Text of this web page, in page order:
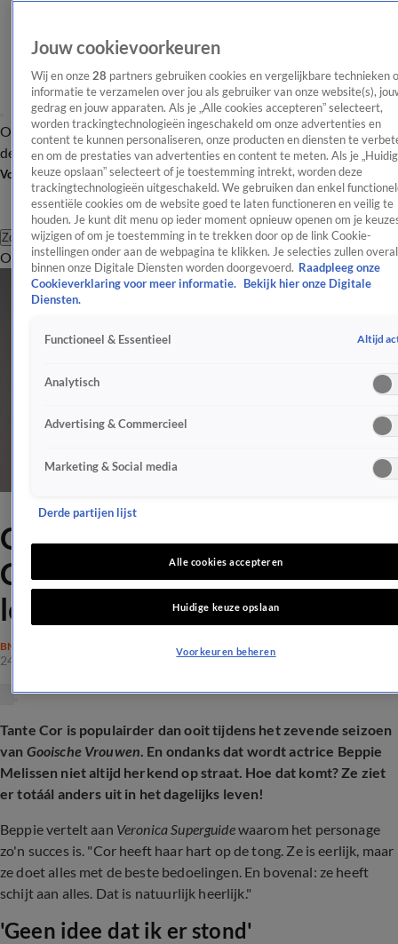
OverzichtAfleveringen Entertainment TV Algemeen
Tip
de redactieNieuwsbrief
Volg Shownieuws
Zoeken
OverzichtEntertainmentSpraakmakendRealityCrimeVideo's
Onherkenbaar: zó ziet Tante
Cor-actrice eruit in dagelijks
leven
BN'ERS
24 nov 2025, 15:50
Tante Cor is populairder dan ooit tijdens het zevende seizoen
van Gooische Vrouwen. En ondanks dat wordt actrice Beppie
Melissen niet altijd herkend op straat. Hoe dat komt? Ze ziet
er totáál anders uit in het dagelijks leven!
Beppie vertelt aan Veronica Superguidewaarom het personage
zo'n succes is. "Cor heeft haar hart op de tong. Ze is eerlijk, maar
ze doet alles met de beste bedoelingen. En bovenal: ze heeft
schijt aan alles. Dat is natuurlijk heerlijk."
'Geen idee dat ik er stond'
Jouw cookievoorkeuren
Wij en onze 28 partners gebruiken cookies en vergelijkbare technieken
informatie te verzamelen over jou als gebruiker van onze website(s),
gedrag en jouw apparaten. Als je „Alle cookies accepteren” selecteert,
worden trackingtechnologieën ingeschakeld om onze advertenties en
content te kunnen personaliseren, onze producten en diensten te
en om de prestaties van advertenties en content te meten. Als je
keuze opslaan” selecteert of je toestemming intrekt, worden deze
trackingtechnologieën uitgeschakeld. We gebruiken dan enkel
essentiële cookies om de website goed te laten functioneren en veilig te
houden. Je kunt dit menu op ieder moment opnieuw openen om je
wijzigen of om je toestemming in te trekken door op de link Cookie-
instellingen onder aan de webpagina te klikken. Je selecties zullen overal
binnen onze Digitale Diensten worden doorgevoerd. Raadpleeg onze
Cookieverklaring voor meer informatie.
Bekijk hier onze Digitale
Diensten.
Functioneel & Essentieel Altijd
Analytisch
Advertising & Commercieel
Marketing & Social media
Derde partijen lijst
Alle cookies accepteren
Huidige keuze opslaan
Voorkeuren beheren